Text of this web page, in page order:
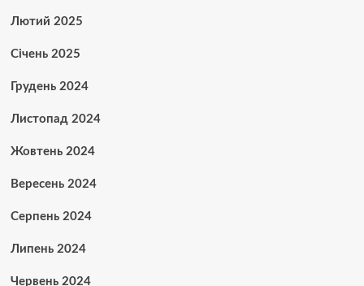
Лютий 2025
Січень 2025
Грудень 2024
Листопад 2024
Жовтень 2024
Вересень 2024
Серпень 2024
Липень 2024
Червень 2024